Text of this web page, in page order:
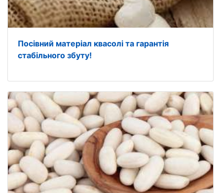
Посівний матеріал квасолі та гарантія
стабільного збуту!